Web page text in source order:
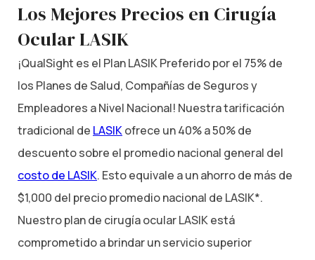
Los Mejores Precios en Cirugía
Ocular LASIK
¡QualSight es el Plan LASIK Preferido por el 75% de
los Planes de Salud, Compañías de Seguros y
Empleadores a Nivel Nacional! Nuestra tarificación
tradicional de LASIKofrece un 40% a 50% de
descuento sobre el promedio nacional general del
costo de LASIK. Esto equivale a un ahorro de más de
$1,000 del precio promedio nacional de LASIK*.
Nuestro plan de cirugía ocular LASIK está
comprometido a brindar un servicio superior